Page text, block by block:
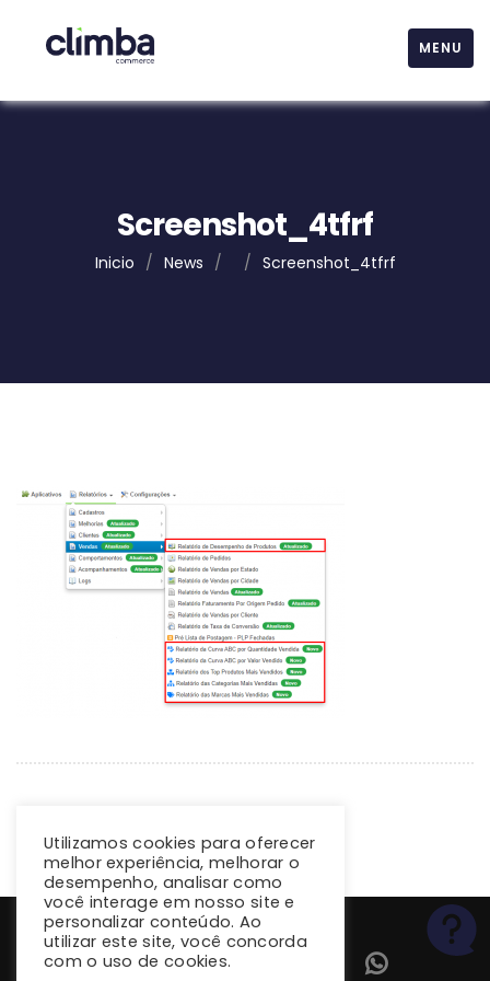
MENU
Screenshot_4tfrf
Inicio / News / / Screenshot_4tfrf
Utilizamos cookies para oferecer
melhor experiência, melhorar o
desempenho, analisar como
você interage em nosso site e
personalizar conteúdo. Ao
utilizar este site, você concorda
com o uso de cookies.